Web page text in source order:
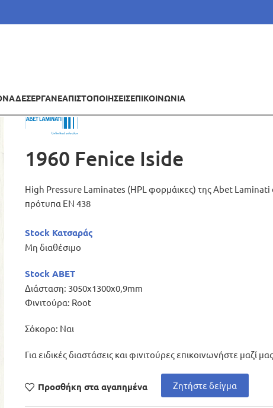
ΕΡΓΑΝΕΑΠΙΣΤΟΠΟΙΗΣΕΙΣΕΠΙΚΟΙΝΩΝΙΑ
1960 Fenice Iside
High Pressure Laminates (HPL φορμάικες) της Abet
πρότυπα ΕΝ 438
Stock Κατσαράς
Μη διαθέσιμο
Stock ABET
Διάσταση: 3050x1300x0,9mm
Φινιτούρα: Root
Σόκορο: Ναι
Για ειδικές διαστάσεις και φινιτούρες επικοινωνήστε μαζί μας
Προσθήκη στα αγαπημένα Ζητήστε δείγμα